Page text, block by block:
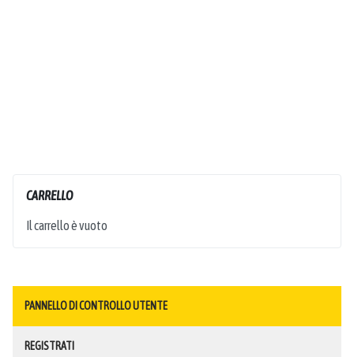
CARRELLO
Il carrello è vuoto
PANNELLO DI CONTROLLO UTENTE
REGISTRATI